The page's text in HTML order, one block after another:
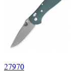
27970